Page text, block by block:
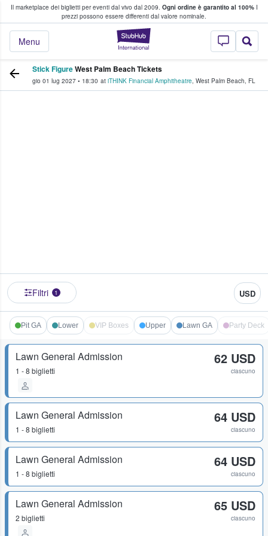
Il marketplace dei biglietti per eventi dal vivo dal 2009. Ogni ordine è garantito al 100%I
prezzi possono essere differenti dal valore nominale.
StubHub - Dove
Menu
fan comprano e vendono biglietti
Stick FigureWest Palm Beach Tickets
gio 01 lug 2027 • 18:30 at iTHINK Financial Amphitheatre, West Palm Beach, FL
Filtri 1 USD
Pit GA Lower VIP Boxes Upper Lawn GA Party Deck
Lawn General Admission
1 - 8 biglietti
62 USD
ciascuno
Lawn General Admission
1 - 8 biglietti
64 USD
ciascuno
Lawn General Admission
1 - 8 biglietti
64 USD
ciascuno
Lawn General Admission
2 biglietti
65 USD
ciascuno